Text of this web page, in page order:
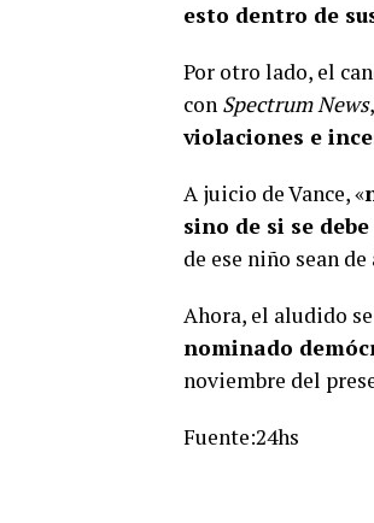
esto dentro de
Por otro lado, el
con Spectrum News
violaciones e
A juicio de Vance, «
sino de si se
de ese niño sean
Ahora, el aludido
nominado
noviembre del
Fuente:24hs